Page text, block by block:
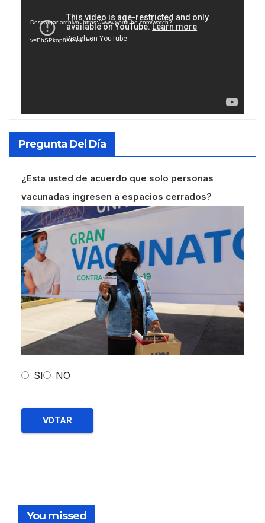
vídeo
Descargar archivo: https://www.youtube.com/watch?
v=EhSPkop8KPY&_=2
Pregunta Del Día
¿Esta usted de acuerdo que solo personas
vacunadas ingresen a espacios cerrados?
SI NO
VOTAR
You missed